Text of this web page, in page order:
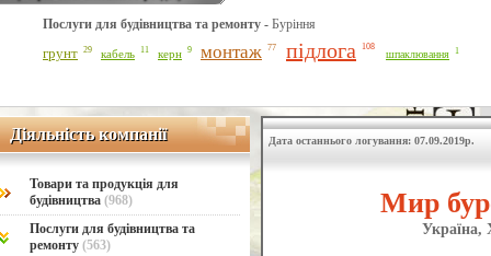
Послуги для будівництва та ремонту - Буріння
грунт 29 кабель 11 керн 9 монтаж 77 підлога 108
шпаклювання 1
Діяльність компанії
Діяльність компанії
Товари та продукція для
будівництва (968)
Послуги для будівництва та
ремонту (563)
Дата останнього логування: 07.09.2019р.
Мир
Україна,